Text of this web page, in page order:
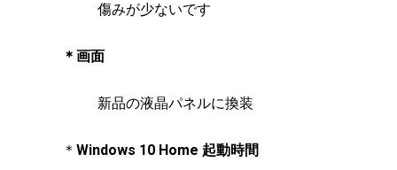
傷みが少ないです
＊画面
新品の液晶パネルに換装
＊ Windows 10 Home 起動時間